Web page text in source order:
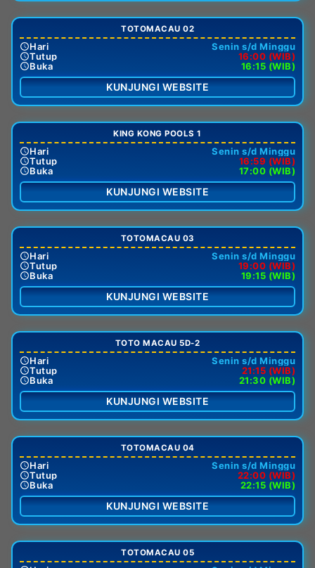
TOTOMACAU 02
Hari
Senin s/d Minggu
Tutup
16:00 (WIB)
Buka
16:15 (WIB)
KUNJUNGI WEBSITE
KING KONG POOLS 1
Hari
Senin s/d Minggu
Tutup
16:59 (WIB)
Buka
17:00 (WIB)
KUNJUNGI WEBSITE
TOTOMACAU 03
Hari
Senin s/d Minggu
Tutup
19:00 (WIB)
Buka
19:15 (WIB)
KUNJUNGI WEBSITE
TOTO MACAU 5D-2
Hari
Senin s/d Minggu
Tutup
21:15 (WIB)
Buka
21:30 (WIB)
KUNJUNGI WEBSITE
TOTOMACAU 04
Hari
Senin s/d Minggu
Tutup
22:00 (WIB)
Buka
22:15 (WIB)
KUNJUNGI WEBSITE
TOTOMACAU 05